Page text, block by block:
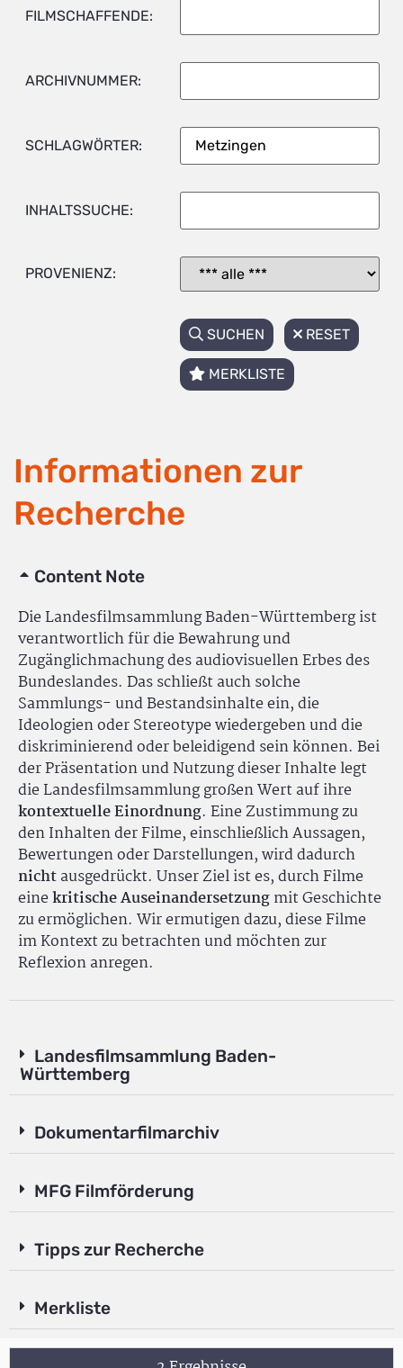
FILMSCHAFFENDE:
ARCHIVNUMMER:
SCHLAGWÖRTER:
INHALTSSUCHE:
PROVENIENZ:
SUCHEN RESET
MERKLISTE
Informationen zur
Recherche
Content Note
Die Landesfilmsammlung Baden-Württemberg ist
verantwortlich für die Bewahrung und
Zugänglichmachung des audiovisuellen Erbes des
Bundeslandes. Das schließt auch solche
Sammlungs- und Bestandsinhalte ein, die
Ideologien oder Stereotype wiedergeben und die
diskriminierend oder beleidigend sein können. Bei
der Präsentation und Nutzung dieser Inhalte legt
die Landesfilmsammlung großen Wert auf ihre
kontextuelle Einordnung. Eine Zustimmung zu
den Inhalten der Filme, einschließlich Aussagen,
Bewertungen oder Darstellungen, wird dadurch
nichtausgedrückt. Unser Ziel ist es, durch Filme
einekritische Auseinandersetzungmit Geschichte
zu ermöglichen. Wir ermutigen dazu, diese Filme
im Kontext zu betrachten und möchten zur
Reflexion anregen.
Landesfilmsammlung Baden-
Württemberg
Dokumentarfilmarchiv
MFG Filmförderung
Tipps zur Recherche
Merkliste